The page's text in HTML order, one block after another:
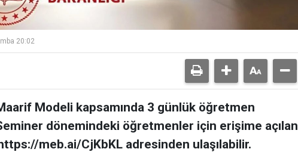
20:02
Modeli kapsamında 3 günlük öğretmen
dönemindeki öğretmenler için erişime açılan
meb.ai/CjKbKL adresinden ulaşılabilir.